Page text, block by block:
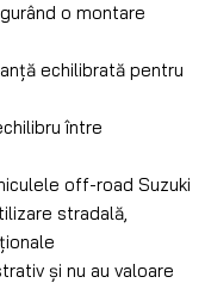
o montare
echilibrată pentru
între
off-road Suzuki
stradală,
și nu au valoare